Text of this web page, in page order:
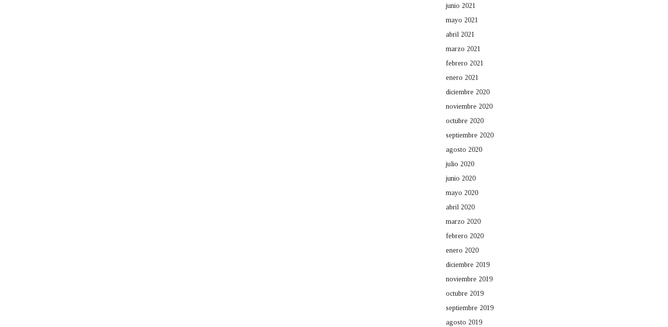
junio 2021
mayo 2021
abril 2021
marzo 2021
febrero 2021
enero 2021
diciembre 2020
noviembre 2020
octubre 2020
septiembre 2020
agosto 2020
julio 2020
junio 2020
mayo 2020
abril 2020
marzo 2020
febrero 2020
enero 2020
diciembre 2019
noviembre 2019
octubre 2019
septiembre 2019
agosto 2019